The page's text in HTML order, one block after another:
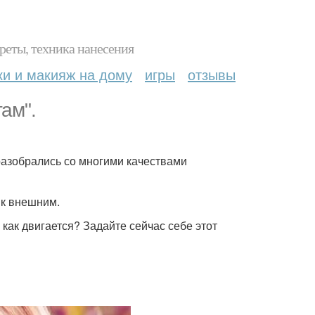
техника нанесения
и макияж на дому игры отзывы
со многими качествами
внешним.
двигается? Задайте сейчас себе этот